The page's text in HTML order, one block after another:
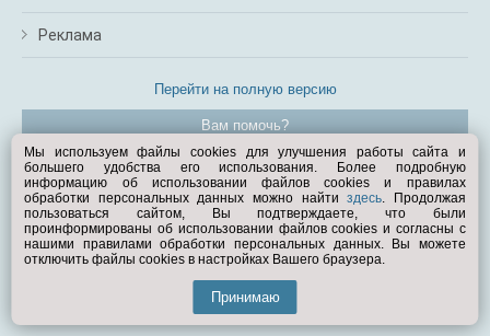
Реклама
Перейти на полную версию
Вам помочь?
© Exist.ru 1998—2026
Мы используем файлы cookies для улучшения работы сайта и
большего удобства его использования. Более подробную
информацию об использовании файлов cookies и правилах
обработки персональных данных можно найтиздесь. Продолжая
пользоваться сайтом, Вы подтверждаете, что были
проинформированы об использовании файлов cookies и согласны с
нашими правилами обработки персональных данных. Вы можете
отключить файлы cookies в настройках Вашего браузера.
Принимаю